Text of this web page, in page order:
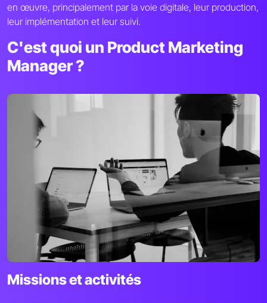
en œuvre, principalement par la voie digitale, leur production,
leur implémentation et leur suivi.
C'est quoi un Product Marketing
Manager ?
Missions et activités